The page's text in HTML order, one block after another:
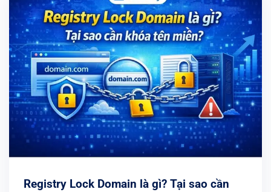
Registry Lock Domain là gì? Tại sao cần